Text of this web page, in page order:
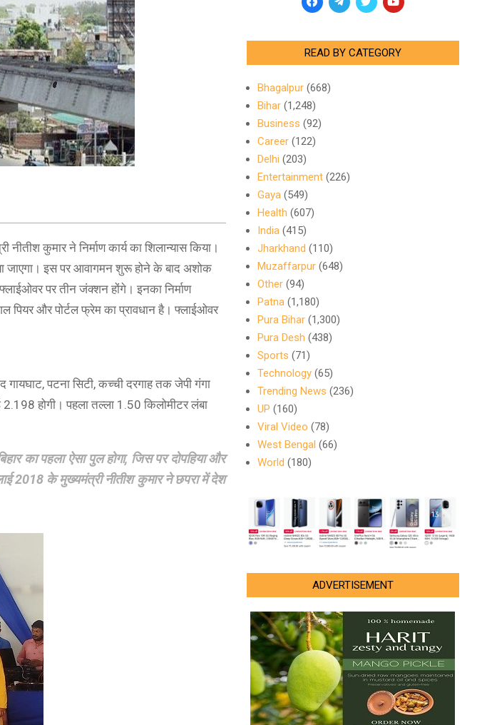
कुमार ने निर्माण कार्य का शिलान्यास किया।
जाएगा। इस पर आवागमन शुरू होने के बाद अशोक
पर तीन जंक्शन होंगे। इनका निर्माण
पियर और पोर्टल फ्रेम का प्रावधान है। फ्लाईओवर
पटना सिटी, कच्ची दरगाह तक जेपी गंगा
होगी। पहला तल्ला 1.50 किलोमीटर लंबा
का पहला ऐसा पुल होगा, जिस पर दोपहिया और
2018 के मुख्यमंत्री नीतीश कुमार ने छपरा में देश
READ BY CATEGORY
Bhagalpur(668)
Bihar(1,248)
Business (92)
Career(122)
Delhi (203)
Entertainment(226)
Gaya(549)
Health (607)
India(415)
Jharkhand (110)
Muzaffarpur(648)
Other(94)
Patna(1,180)
Pura Bihar(1,300)
Pura Desh (438)
Sports (71)
Technology(65)
Trending News (236)
UP (160)
Viral Video (78)
West Bengal (66)
World (180)
ADVERTISEMENT